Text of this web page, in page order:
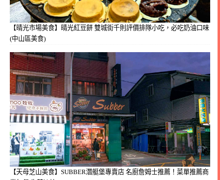
【晴光市場美食】晴光紅豆餅 雙城街千則評價排隊小吃，必吃奶油口味
(中山區美食)
【天母芝山美食】SUBBER潛艇堡專賣店 名廚詹姆士推薦！菜單推薦商